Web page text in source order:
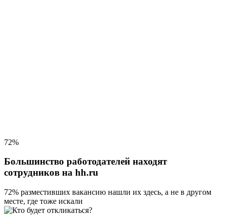
72%
Большинство работодателей находят
сотрудников на hh.ru
72% разместивших вакансию нашли их здесь, а не в другом
месте, где тоже искали